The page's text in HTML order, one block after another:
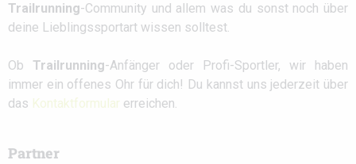
Trailrunning-Community und allem was du sonst noch über
deine Lieblingssportart wissen solltest.
Ob Trailrunning-Anfänger oder Profi-Sportler, wir haben
immer ein offenes Ohr für dich! Du kannst uns jederzeit über
das Kontaktformular erreichen.
Partner